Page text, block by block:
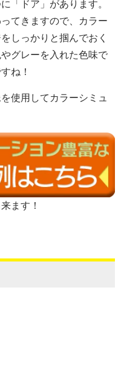
「ドア」があります。
てきますので、カラー
しっかりと掴んでおく
グレーを入れた色味で
ね！
使用してカラーシミュ
ます！